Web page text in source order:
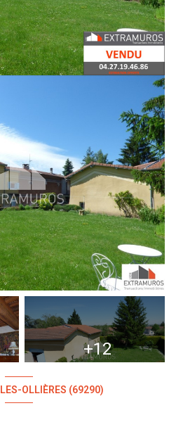
+12
OLLIÈRES (69290)